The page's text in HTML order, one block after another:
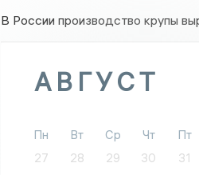
В России производство крупы
АВГУСТ
Пн Вт Ср Чт Пт
27
28 29 30 31